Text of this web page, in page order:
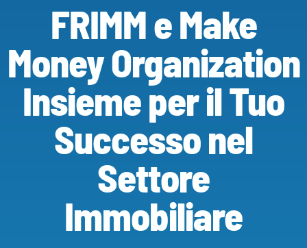
FRIMM e Make
Money Organization
Insieme per il Tuo
Successo nel
Settore
Immobiliare